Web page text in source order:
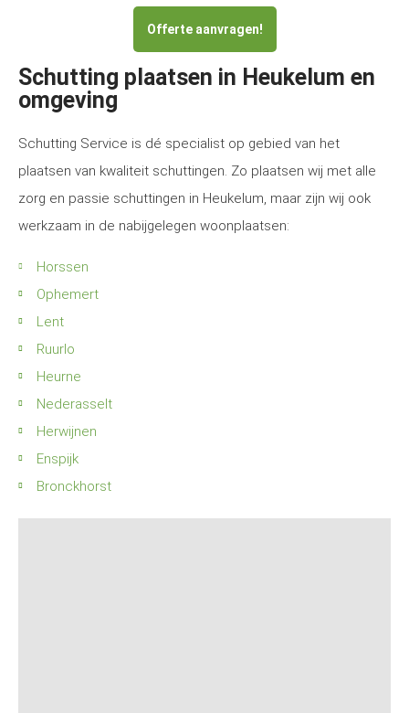
Offerte aanvragen!
Schutting plaatsen in Heukelum en
omgeving
Schutting Service is dé specialist op gebied van het
plaatsen van kwaliteit schuttingen. Zo plaatsen wij met alle
zorg en passie schuttingen in Heukelum, maar zijn wij ook
werkzaam in de nabijgelegen woonplaatsen:
Horssen
Ophemert
Lent
Ruurlo
Heurne
Nederasselt
Herwijnen
Enspijk
Bronckhorst